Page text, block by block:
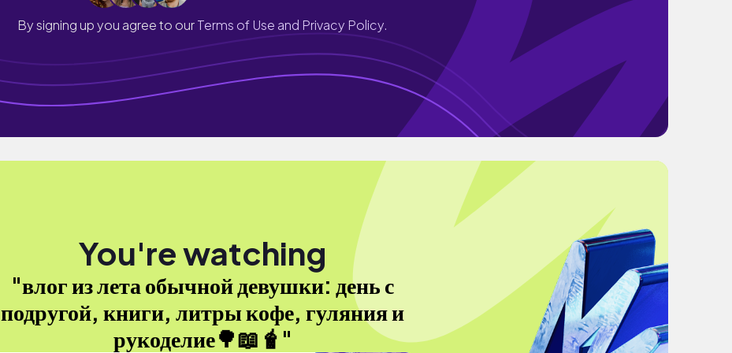
By signing up you agree to ourTerms of Use and Privacy Policy.
You're watching
"влог из лета обычной девушки: день с
подругой, книги, литры кофе, гуляния и
рукоделие🌳📖🧋"